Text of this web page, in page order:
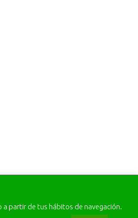
partir de tus hábitos de navegación.